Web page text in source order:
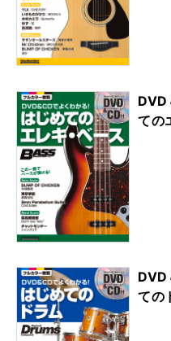
DVD
ての
DVD
ての